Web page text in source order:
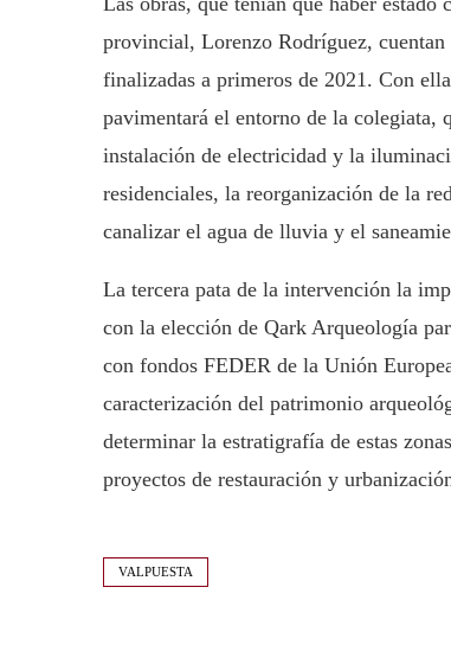
provincial, Lorenzo Rodríguez,
finalizadas a primeros de 2021. Con
pavimentará el entorno de la colegiata,
instalación de electricidad y la
residenciales, la reorganización de la
canalizar el agua de lluvia y el
La tercera pata de la intervención la
con la elección de Qark Arqueología
con fondos FEDER de la Unión
caracterización del patrimonio
determinar la estratigrafía de estas
proyectos de restauración y
VALPUESTA